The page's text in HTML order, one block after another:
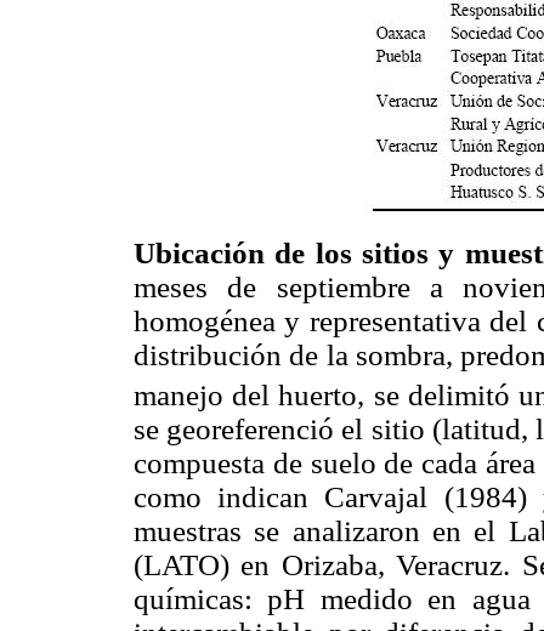
Ubicación de los sitios y
meses de septiembre a
homogénea y representativa
distribución de la sombra,
manejo del huerto, se delimitó
se georeferenció el sitio
compuesta de suelo de cada
como indican Carvajal
muestras se analizaron en el
(LATO) en Orizaba, Veracruz.
químicas: pH medido en